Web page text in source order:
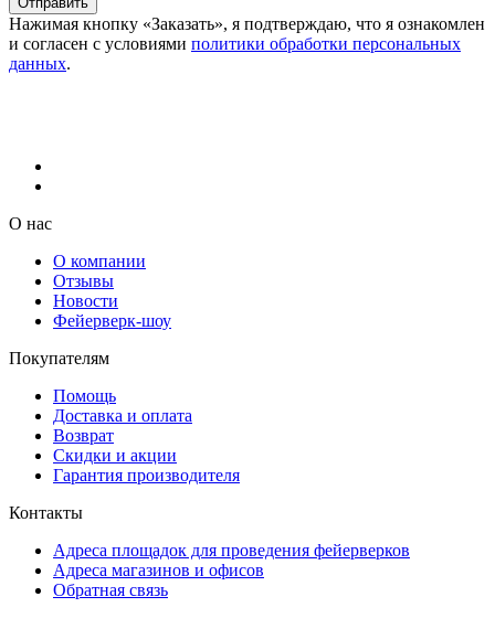
Нажимая кнопку «Заказать», я подтверждаю, что я ознакомлен
и согласен с условиями политики обработки персональных
данных.
О нас
О компании
Отзывы
Новости
Фейерверк-шоу
Покупателям
Помощь
Доставка и оплата
Возврат
Скидки и акции
Гарантия производителя
Контакты
Адреса площадок для проведения фейерверков
Адреса магазинов и офисов
Обратная связь